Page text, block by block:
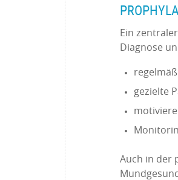
Ein
Diagnose
gezielte
Auch in der